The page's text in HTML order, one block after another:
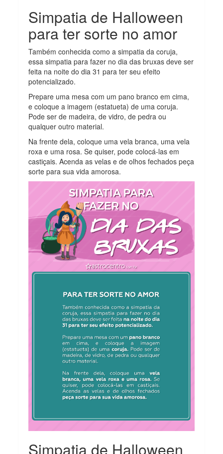
Simpatia de Halloween
para ter sorte no amor
Também conhecida como a simpatia da coruja,
essa simpatia para fazer no dia das bruxas deve ser
feita na noite do dia 31 para ter seu efeito
potencializado.
Prepare uma mesa com um pano branco em cima,
e coloque a imagem (estatueta) de uma coruja.
Pode ser de madeira, de vidro, de pedra ou
qualquer outro material.
Na frente dela, coloque uma vela branca, uma vela
roxa e uma rosa. Se quiser, pode colocá-las em
castiçais. Acenda as velas e de olhos fechados peça
sorte para sua vida amorosa.
Simpatia de Halloween